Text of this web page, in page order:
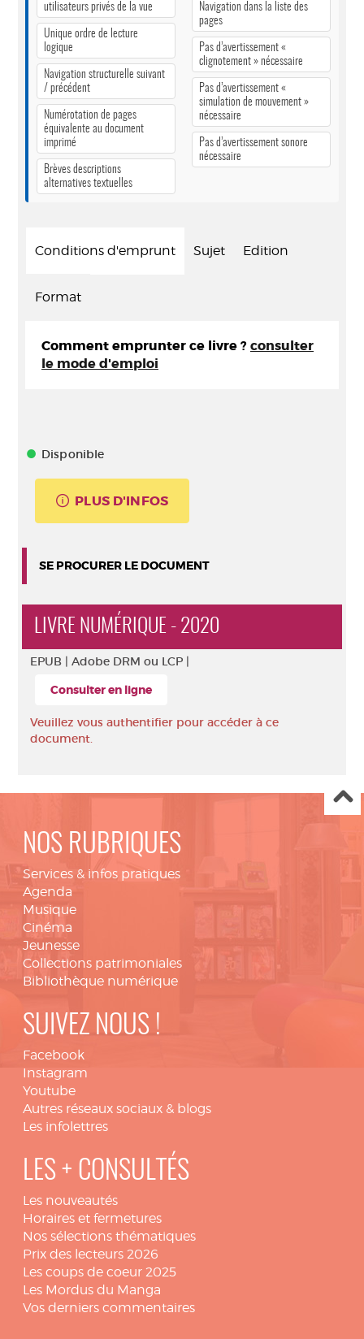
utilisateurs privés de la vue
Unique ordre de lecture
logique
Navigation structurelle suivant
/ précédent
Numérotation de pages
équivalente au document
imprimé
Brèves descriptions
alternatives textuelles
Navigation dans la liste des
pages
Pas d’avertissement «
clignotement » nécessaire
Pas d’avertissement «
simulation de mouvement »
nécessaire
Pas d’avertissement sonore
nécessaire
Conditions d'emprunt Sujet Edition
Format
Comment emprunter ce livre ? consulter
le mode d'emploi
Disponible
PLUS D'INFOS
SE PROCURER LE DOCUMENT
LIVRE NUMÉRIQUE - 2020
EPUB | Adobe DRM ou LCP |
Consulter en ligne
Veuillez vous authentifier pour accéder à ce
document.
NOS RUBRIQUES
Services & infos pratiques
Agenda
Musique
Cinéma
Jeunesse
Collections patrimoniales
Bibliothèque numérique
SUIVEZ NOUS !
Facebook
Instagram
Youtube
Autres réseaux sociaux & blogs
Les infolettres
LES + CONSULTÉS
Les nouveautés
Horaires et fermetures
Nos sélections thématiques
Prix des lecteurs 2026
Les coups de coeur 2025
Les Mordus du Manga
Vos derniers commentaires